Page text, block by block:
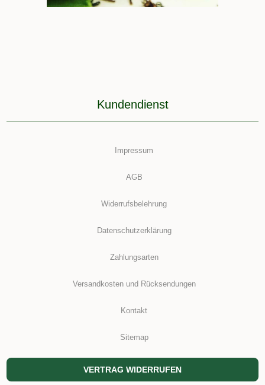
Kundendienst
Impressum
AGB
Widerrufsbelehrung
Datenschutzerklärung
Zahlungsarten
Versandkosten und Rücksendungen
Kontakt
Sitemap
VERTRAG WIDERRUFEN